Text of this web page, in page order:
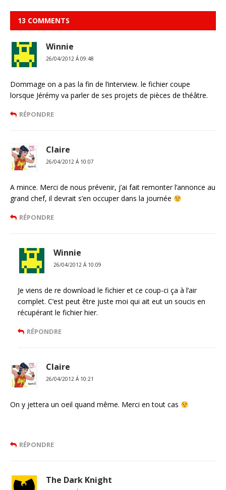
13 COMMENTS
Winnie
26/04/2012 Á 09:48
Dommage on a pas la fin de l’interview. le fichier coupe
lorsque Jérémy va parler de ses projets de pièces de théâtre.
RÉPONDRE
Claire
26/04/2012 Á 10:07
A mince. Merci de nous prévenir, j’ai fait remonter l’annonce au
grand chef, il devrait s’en occuper dans la journée
RÉPONDRE
Winnie
26/04/2012 Á 10:09
Je viens de re download le fichier et ce coup-ci ça à l’air
complet. C’est peut être juste moi qui ait eut un soucis en
récupérant le fichier hier.
RÉPONDRE
Claire
26/04/2012 Á 10:21
On y jettera un oeil quand même. Merci en tout cas
RÉPONDRE
The Dark Knight